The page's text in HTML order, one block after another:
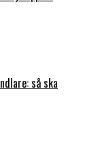
så ska